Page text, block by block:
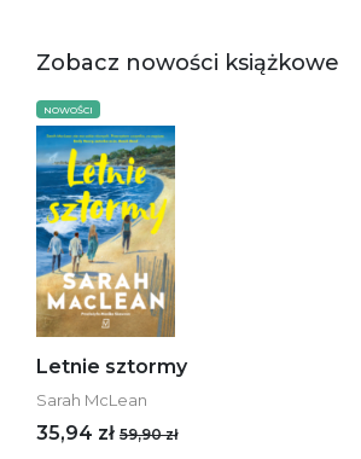
Zobacz nowości książkowe
NOWOŚCI
Letnie sztormy
Sarah McLean
35,94 zł 59,90 zł